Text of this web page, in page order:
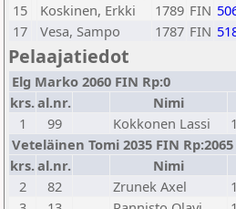
15
Koskinen, Erkki 1789 FIN
17
Vesa, Sampo 1787 FIN
Pelaajatiedot
Elg Marko 2060 FIN Rp:0
krs.al.nr. Nimi
1
99 Kokkonen Lassi
Veteläinen Tomi 2035 FIN Rp:2065
krs.al.nr. Nimi
2
82 Zrunek Axel